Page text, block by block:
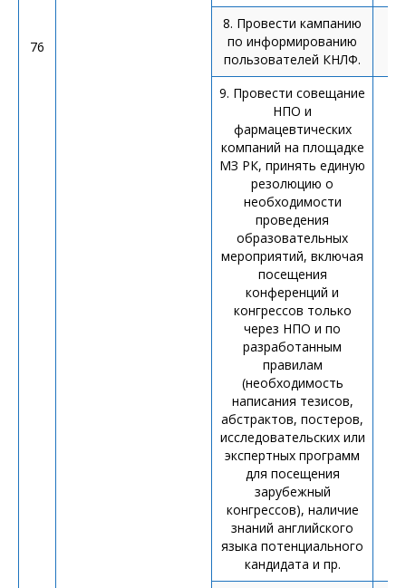
76
8. Провести кампанию
по информированию
пользователей КНЛФ.
9. Провести совещание
НПО и
фармацевтических
компаний на площадке
МЗ РК, принять единую
резолюцию о
необходимости
проведения
образовательных
мероприятий, включая
посещения
конференций и
конгрессов только
через НПО и по
разработанным
правилам
(необходимость
написания тезисов,
абстрактов, постеров,
исследовательских или
экспертных программ
для посещения
зарубежный
конгрессов), наличие
знаний английского
языка потенциального
кандидата и пр.